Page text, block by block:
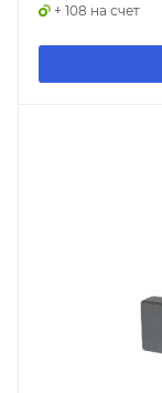
+ 108 на счет